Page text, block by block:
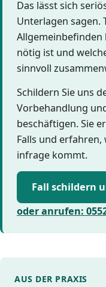
Das lässt sich
Unterlagen sagen.
Allgemeinbefinden
nötig ist und
sinnvoll
Schildern Sie uns
Vorbehandlung
beschäftigen. Sie
Falls und
infrage kommt.
Fall schildern
oder anrufen:
AUS DER PRAXIS